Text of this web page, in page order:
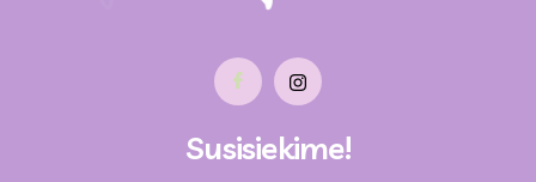
Susisiekime!